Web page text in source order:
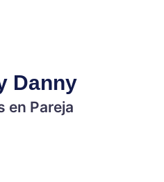
Danny
en Pareja